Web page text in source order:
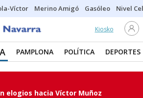
Víctor Merino Amigó Gasóleo Nivel
Kiosko
PAMPLONA POLÍTICA DEPORTES
elogios hacia Víctor Muñoz